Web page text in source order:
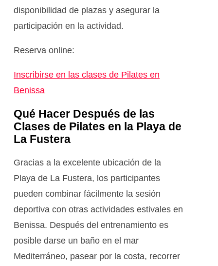
disponibilidad de plazas y asegurar la
participación en la actividad.
Reserva online:
Inscribirse en las clases de Pilates en
Benissa
Qué Hacer Después de las
Clases de Pilates en la Playa de
La Fustera
Gracias a la excelente ubicación de la
Playa de La Fustera, los participantes
pueden combinar fácilmente la sesión
deportiva con otras actividades estivales en
Benissa. Después del entrenamiento es
posible darse un baño en el mar
Mediterráneo, pasear por la costa, recorrer